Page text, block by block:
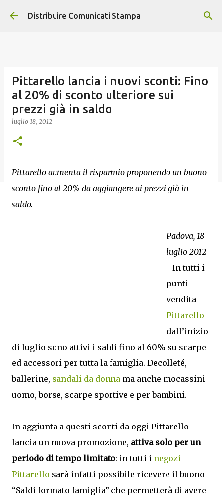
Passa ai contenuti principali
Distribuire Comunicati Stampa
Pittarello lancia i nuovi sconti: Fino
al 20% di sconto ulteriore sui
prezzi già in saldo
luglio 18, 2012
Pittarello aumenta il risparmio proponendo un buono
sconto fino al 20% da aggiungere ai prezzi già in
saldo.
Padova, 18
luglio 2012
- In tutti i
punti
vendita
Pittarello
dall’inizio
di luglio sono attivi i saldi fino al 60% su scarpe
ed accessori per tutta la famiglia. Decolleté,
ballerine, sandali da donna ma anche mocassini
uomo, borse, scarpe sportive e per bambini.
In aggiunta a questi sconti da oggi Pittarello
lancia un nuova promozione, attiva solo per un
periodo di tempo limitato: in tutti i negozi
Pittarello sarà infatti possibile ricevere il buono
“Saldi formato famiglia” che permetterà di avere